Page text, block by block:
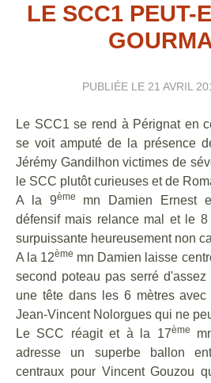
LE SCC1 PEUT-
PUBLIÉE LE 21 AVRIL
Le SCC1 se rend à Pérignat en
se voit amputé de la présence
Jérémy Gandilhon victimes de
le SCC plutôt curieuses et de
A la 9ème
mn Damien Ernest
défensif mais relance mal et le
surpuissante heureusement non
A la 12ème mn Damien laisse
second poteau pas serré
une tête dans les 6 mètres
Jean-Vincent Nolorgues qui ne
Le SCC réagit et à la 17ème
adresse un superbe ballon
centraux pour Vincent Gouzou